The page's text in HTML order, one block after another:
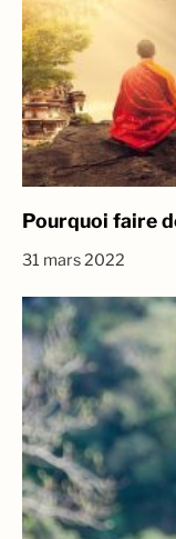
Pourquoi faire
31 mars 2022